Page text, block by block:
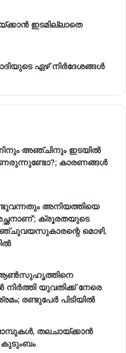
ഇടമില്ലാതെ
ഏഴ് നിര്‍ദേശങ്ങള്‍
അഞ്ചിനും ഇടയിൽ
കാരണങ്ങള്‍
അനിയത്തിയെ
ക്രൂരതയുടെ
മൊഴി,
ആൺസുഹൃത്തിനെ
യുവതിക്ക് നേരെ
രണ്ടുപേർ പിടിയിൽ
തലചായ്ക്കാൻ
കുടുംബം